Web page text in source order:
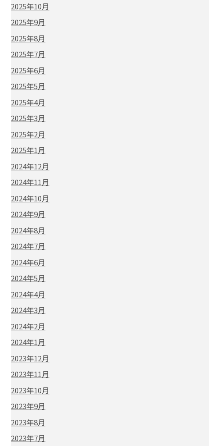
2025年10月
2025年9月
2025年8月
2025年7月
2025年6月
2025年5月
2025年4月
2025年3月
2025年2月
2025年1月
2024年12月
2024年11月
2024年10月
2024年9月
2024年8月
2024年7月
2024年6月
2024年5月
2024年4月
2024年3月
2024年2月
2024年1月
2023年12月
2023年11月
2023年10月
2023年9月
2023年8月
2023年7月